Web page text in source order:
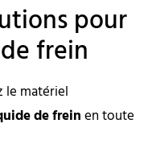
pour
frein
le matériel
de freinen toute